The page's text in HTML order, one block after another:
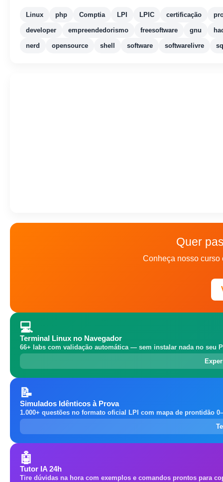
Linux php Comptia LPI LPIC certificação
developer empreendedorismo freesoftware gnu
nerd opensource shell software softwarelivre
Quer
Conheça nosso curso
💻
Terminal Linux no Navegador
66+ labs com validação automática — sem instalar nada no seu
📝
Simulados Idênticos à Prova
1.000+ questões no formato oficial LPI com mapa de prontidão
🤖
Tutor IA 24h
Tire dúvidas na hora com exemplos e comandos prontos para